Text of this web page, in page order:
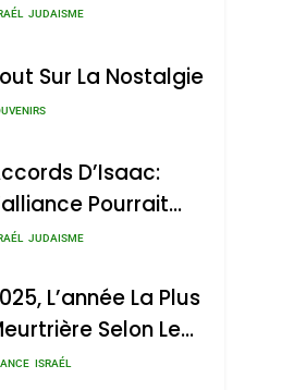
Chanson De
JUDAISME
Sur La Nostalgie
D’Isaac:
Pourrait
À 13 Pays
JUDAISME
L’année La Plus
Selon Le
D’ADL
ISRAÉL